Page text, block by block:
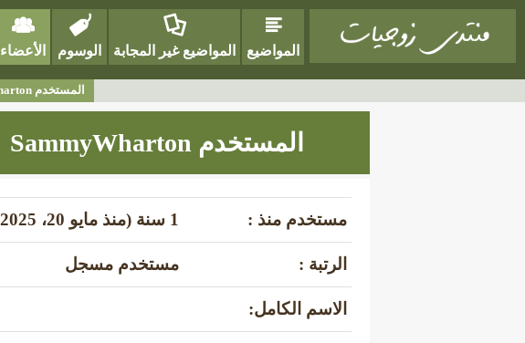
المواضيع المواضيع غير المجابة الوسوم الأعضاء
المستخدم SammyWharton
المستخدم SammyWharton
مستخدم منذ : 1 سنة (منذ مايو 20، 2025)
الرتبة : مستخدم مسجل
الاسم الكامل: